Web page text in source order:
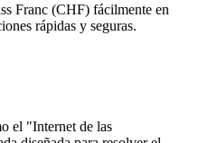
Franc (CHF) fácilmente en
rápidas y seguras.
el "Internet de las